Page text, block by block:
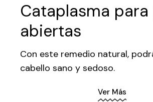
Cataplasma
abiertas
Con este remedio natural,
cabello sano y sedoso.
Ver Más